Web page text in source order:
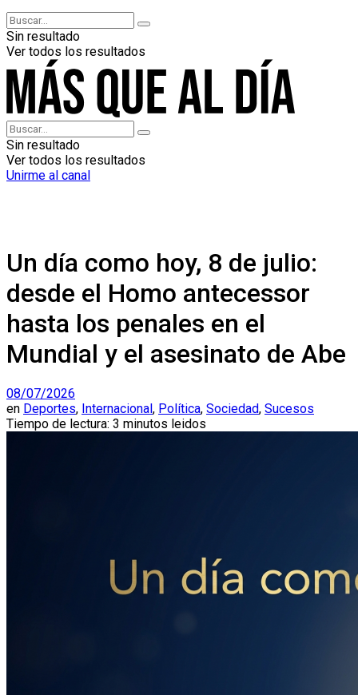
Sin resultado
Ver todos los resultados
Sin resultado
Ver todos los resultados
Unirme al canal
Un día como hoy, 8 de julio:
desde el Homo antecessor
hasta los penales en el
Mundial y el asesinato de Abe
08/07/2026
en Deportes, Internacional , Política, Sociedad, Sucesos
Tiempo de lectura: 3 minutos leidos